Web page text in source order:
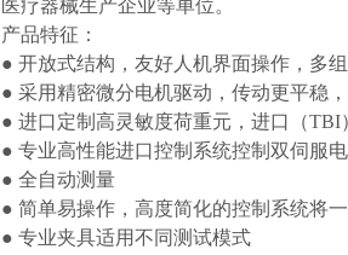
医疗器械生产企业等单位。
产品特征：
● 开放式结构，友好人机界面操作，多
● 采用精密微分电机驱动，传动更平稳
● 进口定制高灵敏度荷重元，进口（TBI
● 专业高性能进口控制系统控制双伺服
● 全自动测量
● 简单易操作，高度简化的控制系统将
● 专业夹具适用不同测试模式